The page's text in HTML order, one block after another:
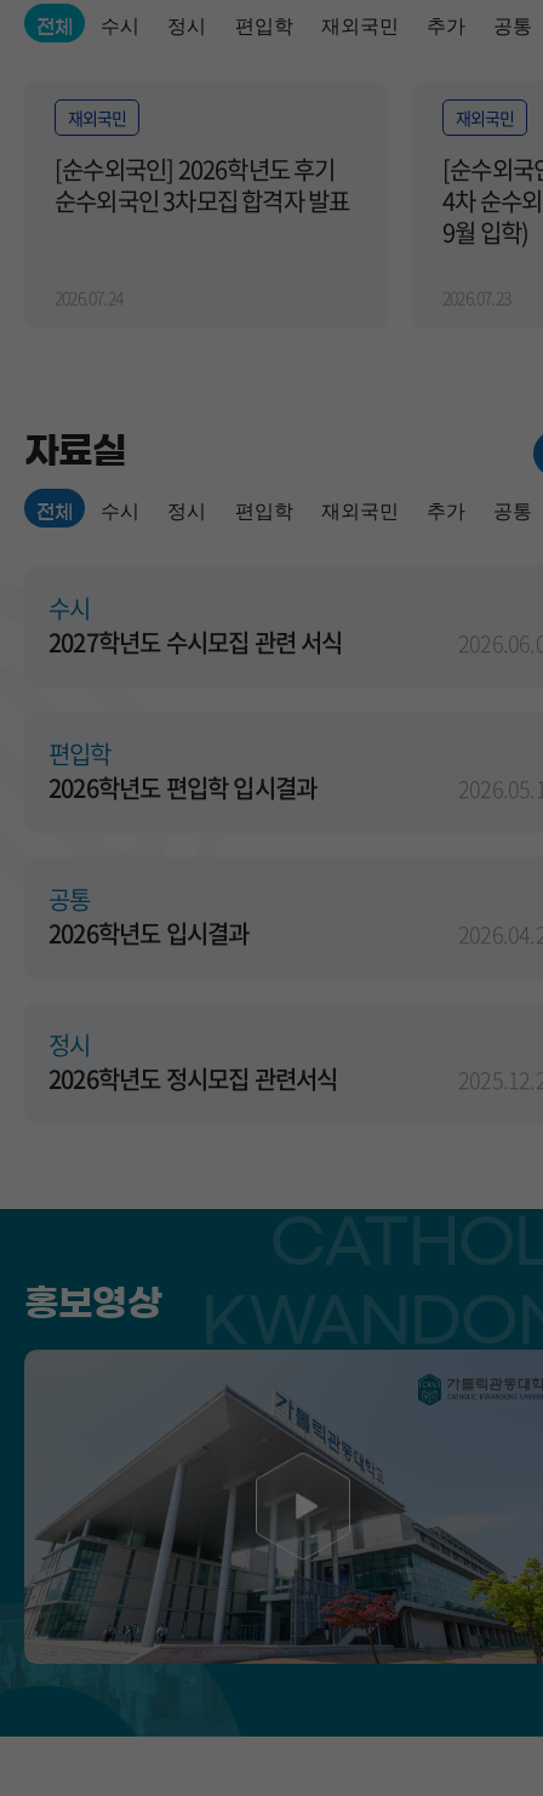
전체
재외국민
[순수외국인] 2026학년도 후기
순수외국인 3차모집 합격자 발표
2026.07.24
재외국민
[순수외국
4차 순수
9월 입학)
2026.07.23
수시 정시 편입학 재외국민 추가 공통
자료실
전체
수시
2027학년도 수시모집 관련 서식
편입학
2026학년도 편입학 입시결과
공통
2026학년도 입시결과
정시
2026학년도 정시모집 관련서식
수시 정시 편입학 재외국민 추가 공통
홍보영상